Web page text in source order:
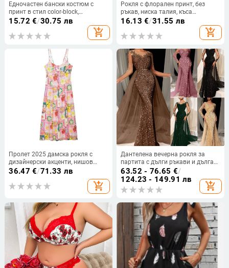
Едночастен бански костюм с
принт в стил color-block,
полиестер/еластан 82%/18%, 210
15.72 €/30.75 лв
add_shopping_cart
Рокля с флорален принт, без
ръкав, ниска талия, къса
дължина, смес памук-полиестер
16.13 €/31.55 лв
add_shopping_cart
Пролет 2025 дамска рокля с
дизайнерски акценти, нишов
стил, универсална и с тънък
36.47 €/71.33 лв
add_shopping_cart
Дантелена вечерна рокля за
партита с дълги ръкави и дълга
пола, дълбоко V-образно деколте,
полиестер-еластанова материя
63.52 - 76.65 €/
124.23 - 149.91 лв
add_shopping_cart